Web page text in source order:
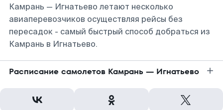
Камрань — Игнатьево летают несколько
авиаперевозчиков осуществляя рейсы без
пересадок - самый быстрый способ добраться из
Камрань в Игнатьево.
Расписание самолетов Камрань — Игнатьево